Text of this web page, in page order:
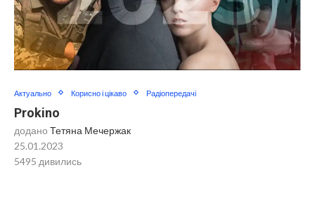
Актуально Корисно і цікаво Радіопередачі
Prokino
додано Тетяна Мечержак
25.01.2023
5495 дивились